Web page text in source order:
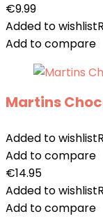
€9.99
Added to wishlist
Add to compare
Martins
Added to wishlist
Add to compare
€14.95
Added to wishlist
Add to compare